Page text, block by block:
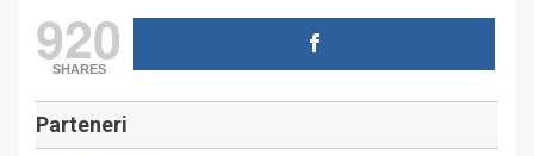
920
SHARES
Parteneri